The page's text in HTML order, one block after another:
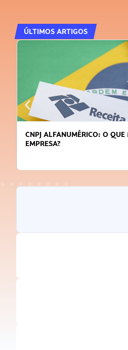
ÚLTIMOS ARTIGOS
CNPJ ALFANUMÉRICO: O
EMPRESA?